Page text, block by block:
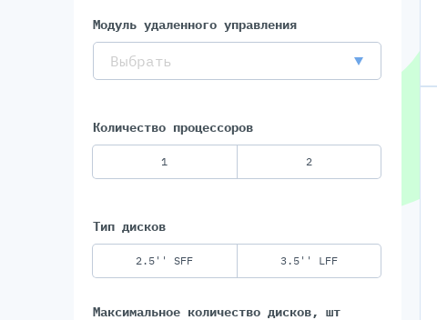
Модуль удаленного управления
Выбрать
Количество процессоров
1 2
Тип дисков
2.5'' SFF 3.5'' LFF
Максимальное количество дисков, шт